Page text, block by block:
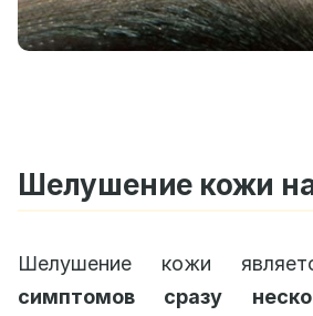
Шелушение кожи
Шелушение кожи
симптомов сразу